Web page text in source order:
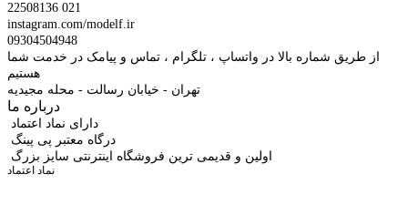
22508136 021
instagram.com/modelf.ir
09304504948
از طریق شماره بالا در واتساپ ، تلگرام ، تماس و پیامک در خدمت شما
هستیم
تهران - خیابان رسالت - محله مجیدیه
درباره ما
دارای نماد اعتماد
درگاه معتبر پی پینگ
اولین و قدیمی ترین فروشگاه اینترنتی سایز بزرگ
نماد اعتماد